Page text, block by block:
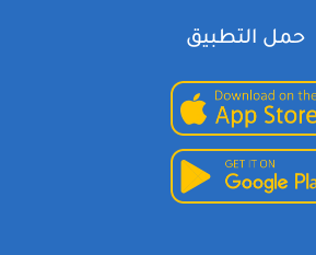
حمل التطبيق